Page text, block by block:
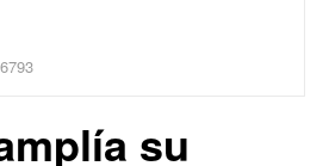
su